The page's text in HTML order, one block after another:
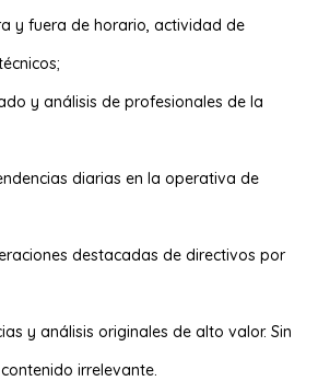
y fuera de horario, actividad de
y análisis de profesionales de la
diarias en la operativa de
destacadas de directivos por
y análisis originales de alto valor. Sin
irrelevante.